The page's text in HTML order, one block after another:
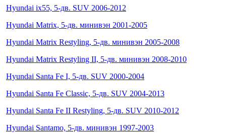
Hyundai ix55, 5-дв. SUV 2006-2012
Hyundai Matrix, 5-дв. минивэн 2001-2005
Hyundai Matrix Restyling, 5-дв. минивэн 2005-2008
Hyundai Matrix Restyling II, 5-дв. минивэн 2008-2010
Hyundai Santa Fe I, 5-дв. SUV 2000-2004
Hyundai Santa Fe Classic, 5-дв. SUV 2004-2013
Hyundai Santa Fe II Restyling, 5-дв. SUV 2010-2012
Hyundai Santamo, 5-дв. минивэн 1997-2003